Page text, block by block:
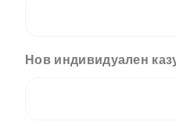
Нов индивидуален